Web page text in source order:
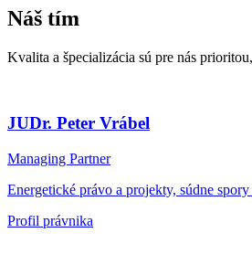
Náš tím
Kvalita a špecializácia sú pre nás
JUDr. Peter Vrábel
Managing Partner
Energetické právo a projekty, súdne
Profil právnika